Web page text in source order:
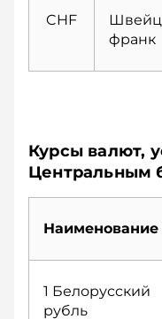
CHF
франк
Курсы валют,
Центральным
Наименование
1 Белорусский
рубль